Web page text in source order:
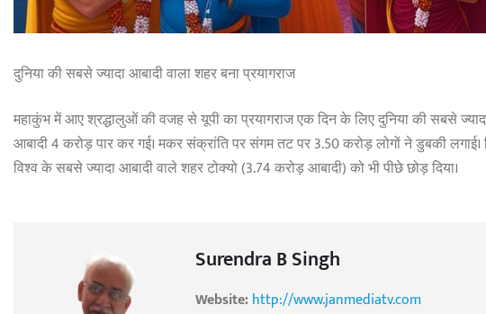
दुनिया की सबसे ज्यादा आबादी वाला शहर बना प्रयागराज
महाकुंभ में आए श्रद्धालुओं की वजह से यूपी का प्रयागराज एक दिन के लिए दुनिया की सबसे
आबादी 4 करोड़ पार कर गई। मकर संक्रांति पर संगम तट पर 3.50 करोड़ लोगों ने डुबकी
विश्व के सबसे ज्यादा आबादी वाले शहर टोक्यो (3.74 करोड़ आबादी) को भी पीछे छोड़ दिया।
Surendra B Singh
Website:http://www.janmediatv.com